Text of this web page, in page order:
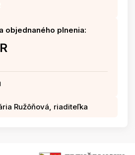
objednaného plnenia:
Ružôňová, riaditeľka